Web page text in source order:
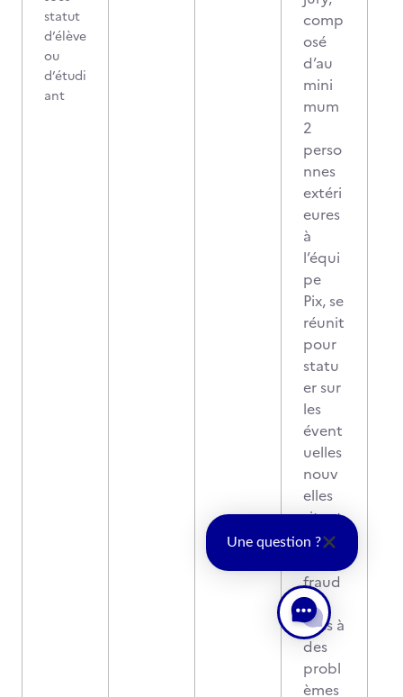
statut
d’élève
ou
d’étudi
ant
comp
osé
d’au
mini
mum
2
perso
nnes
extéri
eures
à
l’équi
pe
Pix, se
réunit
pour
statu
er sur
les
évent
uelles
nouv
elles
situat
ions
fraud
e,
liées à
des
probl
èmes
Une question ?